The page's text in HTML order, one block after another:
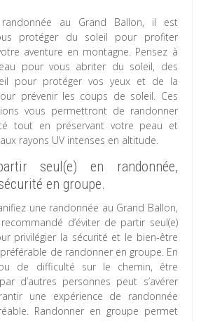
au Grand Ballon, il est
protéger du soleil pour profiter
aventure en montagne. Pensez à
pour vous abriter du soleil, des
pour protéger vos yeux et de la
prévenir les coups de soleil. Ces
vous permettront de randonner
tout en préservant votre peau et
rayons UV intenses en altitude.
seul(e) en randonnée,
en groupe.
une randonnée au Grand Ballon,
d’éviter de partir seul(e)
privilégier la sécurité et le bien-être
de randonner en groupe. En
de difficulté sur le chemin, être
d’autres personnes peut s’avérer
une expérience de randonnée
Randonner en groupe permet